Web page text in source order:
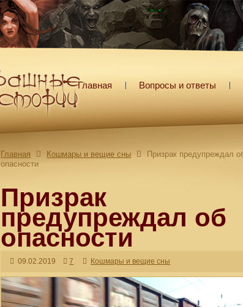
Главная Вопросы и ответы
Главная Кошмары и вещие сны
Призрак предупреждал
опасности
Призрак
предупреждал об
опасности
09.02.2019 7 Кошмары и вещие сны